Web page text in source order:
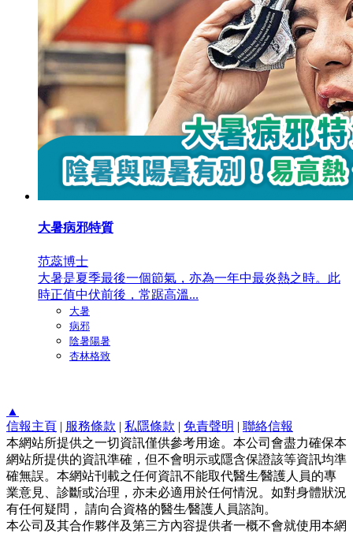
大暑病邪特質
范蕊博士
大暑是夏季最後一個節氣，亦為一年中最炎熱之時。此
時正值中伏前後，常踞高溫...
大暑
病邪
陰暑陽暑
杏林格致
▲
信報主頁 | 服務條款 | 私隱條款 | 免責聲明 | 聯絡信報
本網站所提供之一切資訊僅供參考用途。本公司會盡力確保本
網站所提供的資訊準確，但不會明示或隱含保證該等資訊均準
確無誤。本網站刊載之任何資訊不能取代醫生∕醫護人員的專
業意見、診斷或治理，亦未必適用於任何情況。如對身體狀況
有任何疑問， 請向合資格的醫生∕醫護人員諮詢。
本公司及其合作夥伴及第三方內容提供者一概不會就使用本網